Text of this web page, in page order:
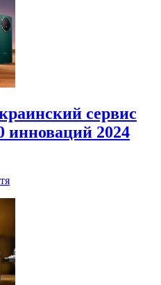
сервис
инноваций 2024